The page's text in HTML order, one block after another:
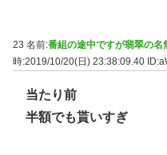
23 名前:番組の途中ですが翡翠の名
時:2019/10/20(日) 23:38:09.40
当たり前
半額でも貰いすぎ